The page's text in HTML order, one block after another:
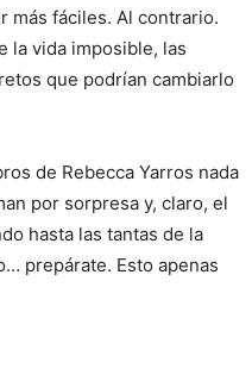
más fáciles. Al contrario.
la vida imposible, las
que podrían cambiarlo
de Rebecca Yarros nada
por sorpresa y, claro, el
hasta las tantas de la
prepárate. Esto apenas